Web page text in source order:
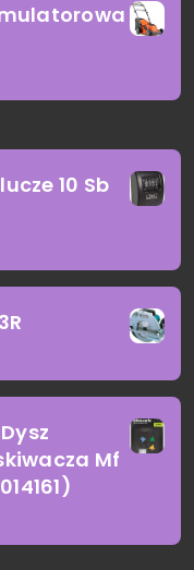
10 Sb
Mf